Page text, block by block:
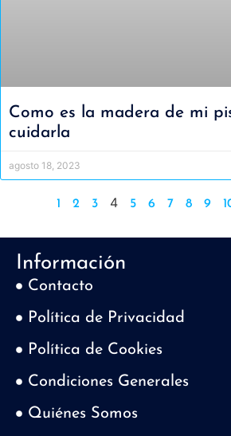
Como es la madera de mi
cuidarla
agosto 18, 2023
1 2 3 4 5 6 7 8 9
Información
Contacto
Política de Privacidad
Política de Cookies
Condiciones Generales
Quiénes Somos